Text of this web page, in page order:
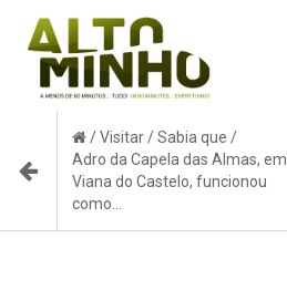
/Visitar/Sabia que /
Adro da Capela das Almas, em
Viana do Castelo, funcionou
como...